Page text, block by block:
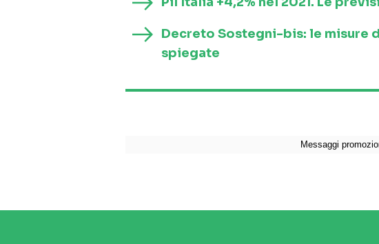
Decreto Sostegni-bis: le misure
spiegate